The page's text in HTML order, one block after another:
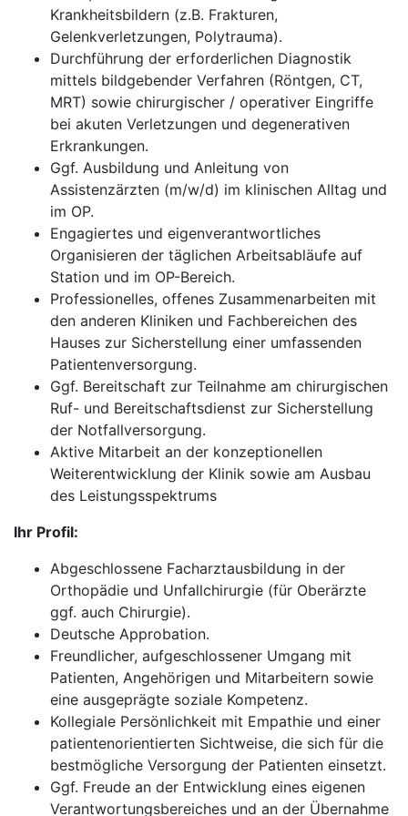
Krankheitsbildern (z.B. Frakturen,
Gelenkverletzungen, Polytrauma).
Durchführung der erforderlichen Diagnostik
mittels bildgebender Verfahren (Röntgen, CT,
MRT) sowie chirurgischer / operativer Eingriffe
bei akuten Verletzungen und degenerativen
Erkrankungen.
Ggf. Ausbildung und Anleitung von
Assistenzärzten (m/w/d) im klinischen Alltag und
im OP.
Engagiertes und eigenverantwortliches
Organisieren der täglichen Arbeitsabläufe auf
Station und im OP-Bereich.
Professionelles, offenes Zusammenarbeiten mit
den anderen Kliniken und Fachbereichen des
Hauses zur Sicherstellung einer umfassenden
Patientenversorgung.
Ggf. Bereitschaft zur Teilnahme am chirurgischen
Ruf- und Bereitschaftsdienst zur Sicherstellung
der Notfallversorgung.
Aktive Mitarbeit an der konzeptionellen
Weiterentwicklung der Klinik sowie am Ausbau
des Leistungsspektrums
Ihr Profil:
Abgeschlossene Facharztausbildung in der
Orthopädie und Unfallchirurgie (für Oberärzte
ggf. auch Chirurgie).
Deutsche Approbation.
Freundlicher, aufgeschlossener Umgang mit
Patienten, Angehörigen und Mitarbeitern sowie
eine ausgeprägte soziale Kompetenz.
Kollegiale Persönlichkeit mit Empathie und einer
patientenorientierten Sichtweise, die sich für die
bestmögliche Versorgung der Patienten einsetzt.
Ggf. Freude an der Entwicklung eines eigenen
Verantwortungsbereiches und an der Übernahme